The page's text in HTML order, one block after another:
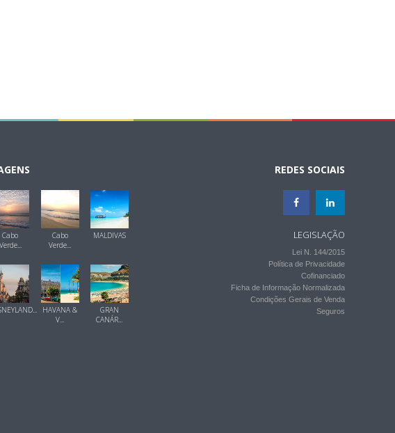
Cabo
Verde...
Cabo
Verde...
MALDIVAS
HAVANA &
V...
GRAN
CANÁR...
REDES SOCIAIS
LEGISLAÇÃO
Lei N. 144/2015
Política de Privacidade
Cofinanciado
Ficha de Informação Normalizada
Condições Gerais de Venda
Seguros